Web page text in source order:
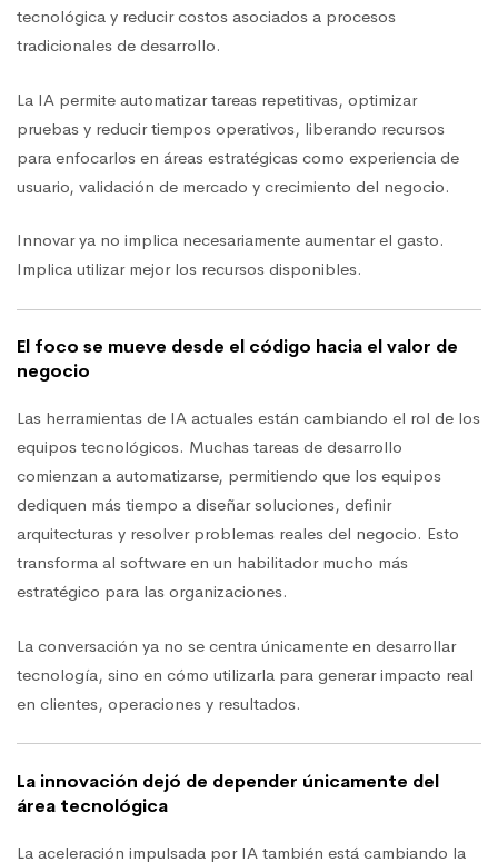
tecnológica y reducir costos asociados a procesos
tradicionales de desarrollo.
La IA permite automatizar tareas repetitivas, optimizar
pruebas y reducir tiempos operativos, liberando recursos
para enfocarlos en áreas estratégicas como experiencia de
usuario, validación de mercado y crecimiento del negocio.
Innovar ya no implica necesariamente aumentar el gasto.
Implica utilizar mejor los recursos disponibles.
El foco se mueve desde el código hacia el valor de
negocio
Las herramientas de IA actuales están cambiando el rol de los
equipos tecnológicos. Muchas tareas de desarrollo
comienzan a automatizarse, permitiendo que los equipos
dediquen más tiempo a diseñar soluciones, definir
arquitecturas y resolver problemas reales del negocio. Esto
transforma al software en un habilitador mucho más
estratégico para las organizaciones.
La conversación ya no se centra únicamente en desarrollar
tecnología, sino en cómo utilizarla para generar impacto real
en clientes, operaciones y resultados.
La innovación dejó de depender únicamente del
área tecnológica
La aceleración impulsada por IA también está cambiando la